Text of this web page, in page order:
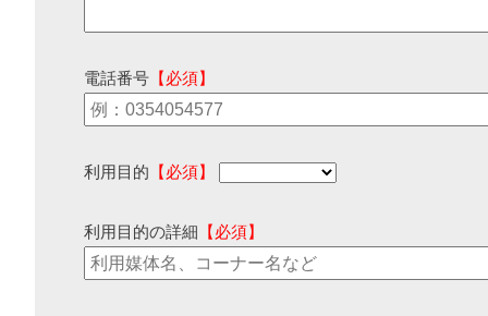
電話番号 【必須】
利用目的 【必須】
利用目的の詳細 【必須】